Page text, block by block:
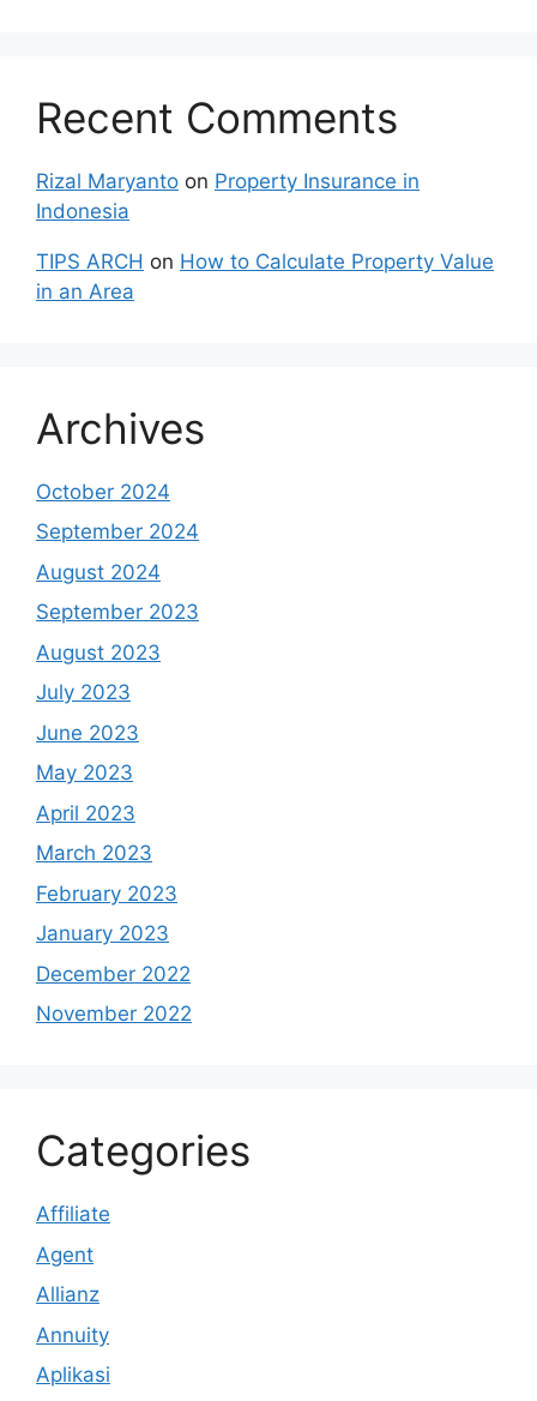
Recent Comments
Rizal Maryanto on Property Insurance in
Indonesia
TIPS ARCH on How to Calculate Property Value
in an Area
Archives
October 2024
September 2024
August 2024
September 2023
August 2023
July 2023
June 2023
May 2023
April 2023
March 2023
February 2023
January 2023
December 2022
November 2022
Categories
Affiliate
Agent
Allianz
Annuity
Aplikasi